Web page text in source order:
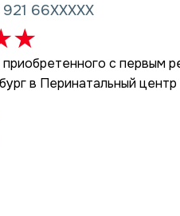
66XXXXX
★
с первым
в Перинатальный